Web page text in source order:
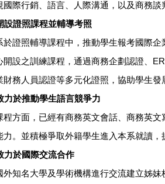
國際行銷、語言、人際溝通，以及商務
設證照課程並輔導考照
於證照輔導課程中，推動學生報考國際
開設之訓練課程，通過商務企劃認證、
財務人員認證等多元化證照，協助學生發
力於推動學生語言競爭力
程方面，已經有商務英文會話、商務英
力。並積極爭取外籍學生進入本系就讀
力於國際交流合作
外知名大學及學術機構進行交流建立姊